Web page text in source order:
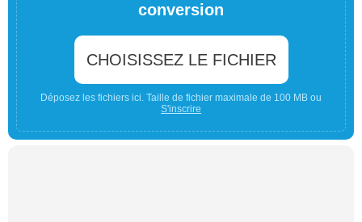
conversion
CHOISISSEZ LE FICHIER
Déposez les fichiers ici. Taille de fichier maximale de 100 MB ou
S'inscrire